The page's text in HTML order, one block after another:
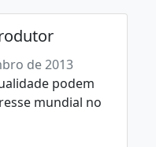
de 2013
podem
mundial no